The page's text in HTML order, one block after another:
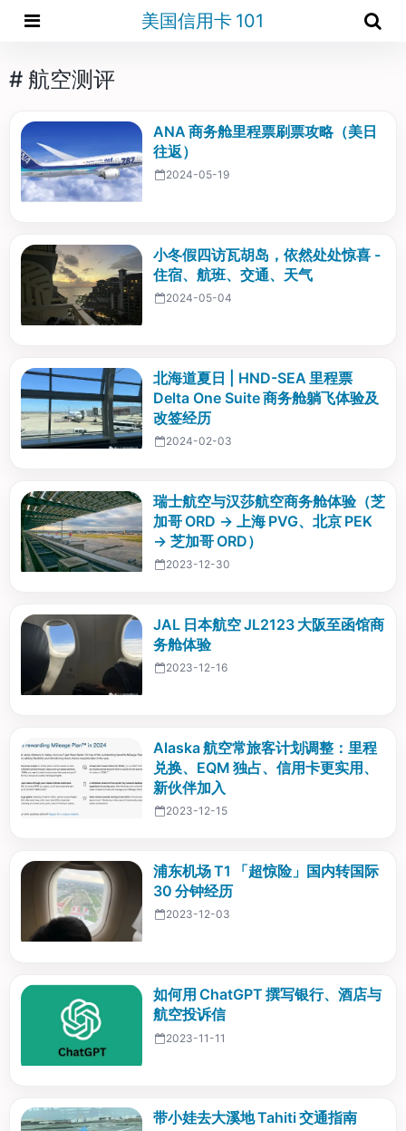
美国信用卡 101
# 航空测评
ANA 商务舱里程票刷票攻略（美日
往返）
2024-05-19
小冬假四访瓦胡岛，依然处处惊喜 -
住宿、航班、交通、天气
2024-05-04
北海道夏日 | HND-SEA 里程票
Delta One Suite 商务舱躺飞体验及
改签经历
2024-02-03
瑞士航空与汉莎航空商务舱体验（芝
加哥 ORD → 上海 PVG、北京 PEK
→ 芝加哥 ORD）
2023-12-30
JAL 日本航空 JL2123 大阪至函馆商
务舱体验
2023-12-16
Alaska 航空常旅客计划调整：里程
兑换、EQM 独占、信用卡更实用、
新伙伴加入
2023-12-15
浦东机场 T1 「超惊险」国内转国际
30 分钟经历
2023-12-03
如何用 ChatGPT 撰写银行、酒店与
航空投诉信
2023-11-11
带小娃去大溪地 Tahiti 交通指南